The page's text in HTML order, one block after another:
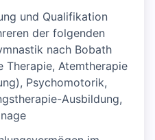
und Qualifikation
der folgenden
nach Bobath
Therapie, Atemtherapie
Psychomotorik,
Ausbildung,